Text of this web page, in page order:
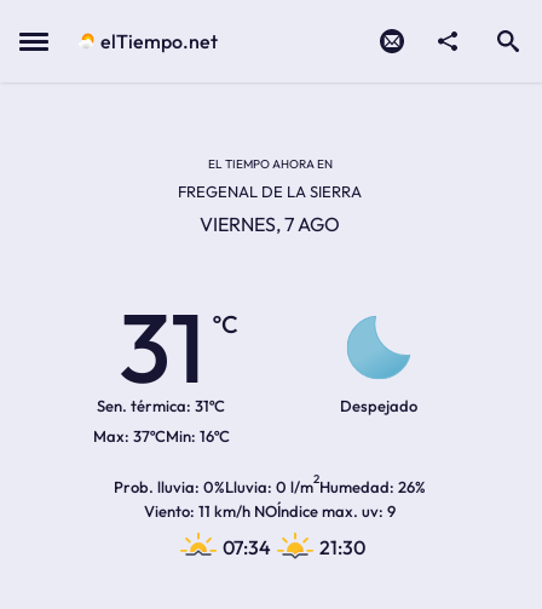
Menu elTiempo.net
EL TIEMPO AHORA EN
FREGENAL DE LA SIERRA
VIERNES, 7 AGO
31
ºC
Sen. térmica: 31ºC
37ºC 16ºC
Despejado
Prob. lluvia 0%Lluvia 0 l/m2Humedad 26%
Viento 11 km/h NOÍndice max. uv 9
07:34 21:30